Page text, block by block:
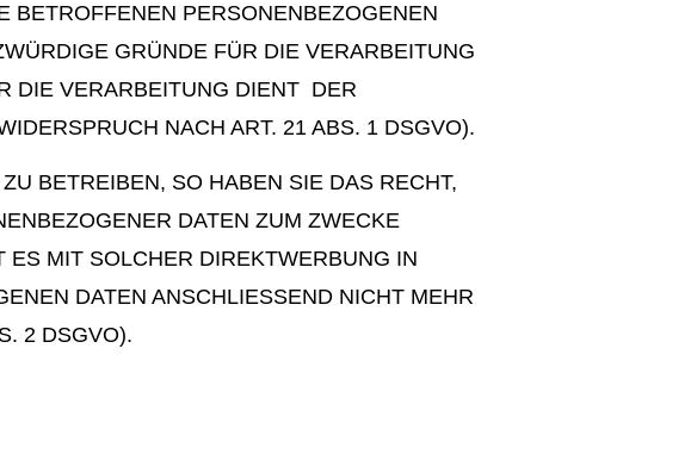
BETROFFENEN PERSONENBEZOGENEN
GRÜNDE FÜR DIE VERARBEITUNG
DIE VERARBEITUNG DIENT DER
NACH ART. 21 ABS. 1 DSGVO).
BETREIBEN, SO HABEN SIE DAS RECHT,
DATEN ZUM ZWECKE
MIT SOLCHER DIREKTWERBUNG IN
DATEN ANSCHLIESSEND NICHT MEHR
2 DSGVO).